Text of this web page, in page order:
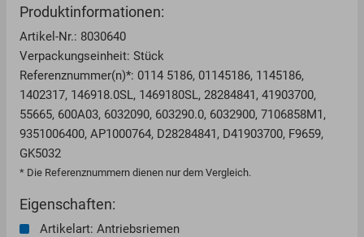
Produktinformationen:
Artikel-Nr.: 8030640
Verpackungseinheit: Stück
Referenznummer(n)*: 0114 5186, 01145186, 1145186,
1402317, 146918.0SL, 1469180SL, 28284841, 41903700,
55665, 600A03, 6032090, 603290.0, 6032900, 7106858M1,
9351006400, AP1000764, D28284841, D41903700, F9659,
GK5032
* Die Referenznummern dienen nur dem Vergleich.
Eigenschaften:
Artikelart: Antriebsriemen